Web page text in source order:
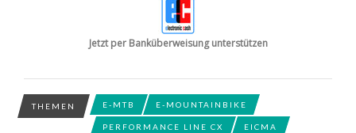
Jetzt per Banküberweisung unterstützen
THEMEN E-MTB E-MOUNTAINBIKE
PERFORMANCE LINE CX EICMA